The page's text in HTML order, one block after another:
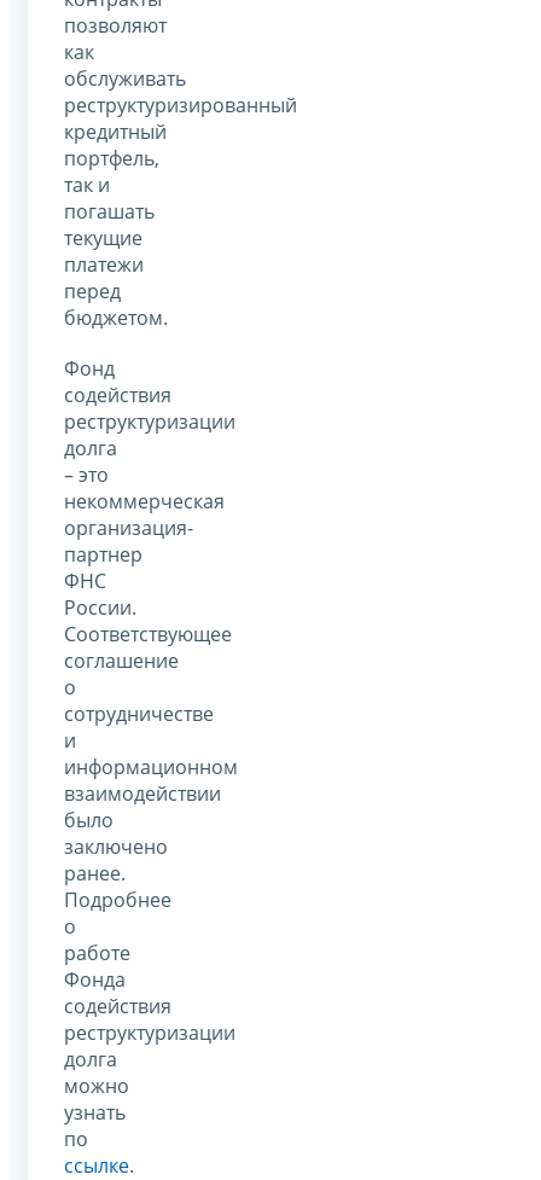
позволяют
как
обслуживать
реструктуризированный
кредитный
портфель,
так и
погашать
текущие
платежи
перед
бюджетом.
Фонд
содействия
реструктуризации
долга
– это
некоммерческая
организация-
партнер
ФНС
России.
Соответствующее
соглашение
о
сотрудничестве
и
информационном
взаимодействии
было
заключено
ранее.
Подробнее
о
работе
Фонда
содействия
реструктуризации
долга
можно
узнать
по
ссылке.